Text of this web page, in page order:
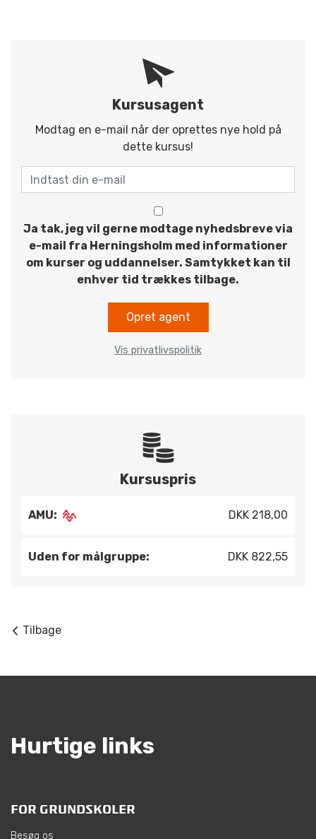
Kursusagent
Modtag en e-mail når der oprettes nye hold på
dette kursus!
Ja tak, jeg vil gerne modtage nyhedsbreve via
e-mail fra Herningsholm med informationer
om kurser og uddannelser. Samtykket kan til
enhver tid trækkes tilbage.
Opret agent
Vis privatlivspolitik
Kursuspris
AMU: DKK 218,00
Uden for målgruppe: DKK 822,55
Tilbage
Hurtige links
FOR GRUNDSKOLER
Besøg os